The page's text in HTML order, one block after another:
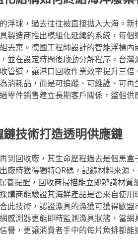
浮球，過去往往被直接拋入大海。
製造商推出模組化延繩釣系統，每
丟棄。德國工程師設計的智能浮標
並在設定時間後啟動分解程序。台
管道，讓港口回收作業效率提升三
消耗品，而是可追蹤、可維護、可
零件銷售建立長期客戶關係，整個
技術打造透明供應鏈
到回收廠，其生命歷程過去是個黑
廠時獲得獨特QR碼，記錄材料來源
養提醒，回收商掃描能立即辨識材
購商能驗證其海鮮產品是否來自使
此技術，認證漁具的漁獲可獲得歐
感測器更能即時監測漁具狀態，當
譽，更讓消費者手中的每片魚排都